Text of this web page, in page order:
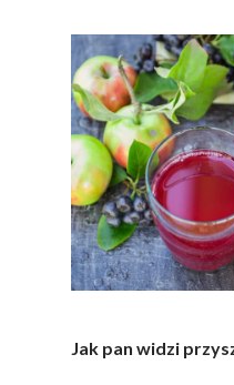
Jak pan widzi